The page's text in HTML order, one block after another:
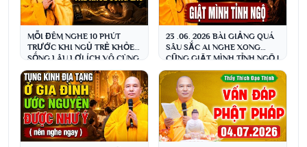
MỖI ĐÊM NGHE 10 PHÚT
TRƯỚC KHI NGỦ TRẺ KHỎE
SỐNG LÂU LỢI ÍCH VÔ CÙNG
| Thầy Thích Đạo Thịnh
23 .06. 2026 BÀI GIẢNG QUÁ
SÂU SẮC AI NGHE XONG
CŨNG GIẬT MÌNH TỈNH NGỘ |
Thầy Thích Đạo Thịnh